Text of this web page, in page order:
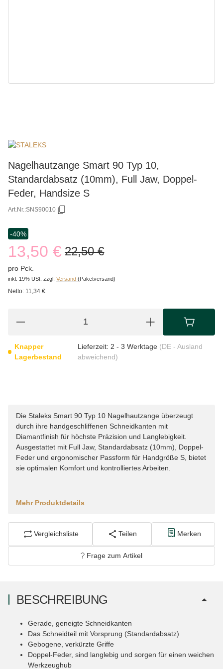
Nagelhautzange Smart 90 Typ 10,
Standardabsatz (10mm), Full Jaw, Doppel-
Feder, Handsize S
Art.Nr.:SNS90010
-40%
13,50 € 22,50 €
pro Pck.
inkl. 19% USt. zzgl. Versand (Paketversand)
Netto: 11,34 €
Knapper
Lagerbestand
Lieferzeit: 2 - 3 Werktage (DE - Ausland
abweichend)
Die Staleks Smart 90 Typ 10 Nagelhautzange überzeugt
durch ihre handgeschliffenen Schneidkanten mit
Diamantfinish für höchste Präzision und Langlebigkeit.
Ausgestattet mit Full Jaw, Standardabsatz (10mm), Doppel-
Feder und ergonomischer Passform für Handgröße S, bietet
sie optimalen Komfort und kontrolliertes Arbeiten.
Mehr Produktdetails
Vergleichsliste Teilen Merken
Frage zum Artikel
BESCHREIBUNG
Gerade, geneigte Schneidkanten
Das Schneidteil mit Vorsprung (Standardabsatz)
Gebogene, verkürzte Griffe
Doppel-Feder, sind langlebig und sorgen für einen weichen
Werkzeughub